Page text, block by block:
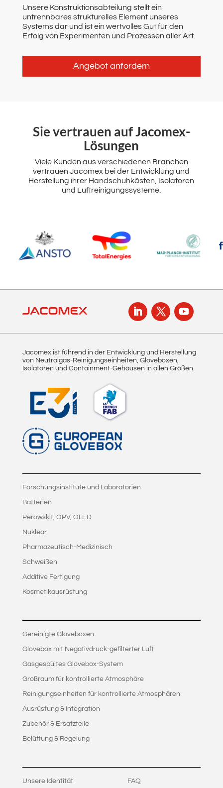
Unsere Konstruktionsabteilung stellt ein
untrennbares strukturelles Element unseres
Systems dar und ist ein wertvolles Gut für den
Erfolg von Experimenten und Prozessen aller Art.
Angebot anfordern
Sie vertrauen auf Jacomex-
Lösungen
Viele Kunden aus verschiedenen Branchen
vertrauen Jacomex bei der Entwicklung und
Herstellung ihrer Handschuhkästen, Isolatoren
und Luftreinigungssysteme.
Jacomex ist führend in der Entwicklung und Herstellung
von Neutralgas-Reinigungseinheiten, Gloveboxen,
Isolatoren und Containment-Gehäusen in allen Größen.
Forschungsinstitute und Laboratorien
Batterien
Perowskit, OPV, OLED
Nuklear
Pharmazeutisch-Medizinisch
Schweißen
Additive Fertigung
Kosmetikausrüstung
Gereinigte Gloveboxen
Glovebox mit Negativdruck-gefilterter Luft
Gasgespültes Glovebox-System
Großraum für kontrollierte Atmosphäre
Reinigungseinheiten für kontrollierte Atmosphären
Ausrüstung & Integration
Zubehör & Ersatzteile
Belüftung & Regelung
Unsere Identität FAQ